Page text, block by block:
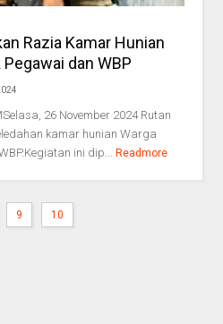
Razia Kamar Hunian
dan WBP
26 November 2024 Rutan
kamar hunian Warga
ini dip... Readmore
9 10